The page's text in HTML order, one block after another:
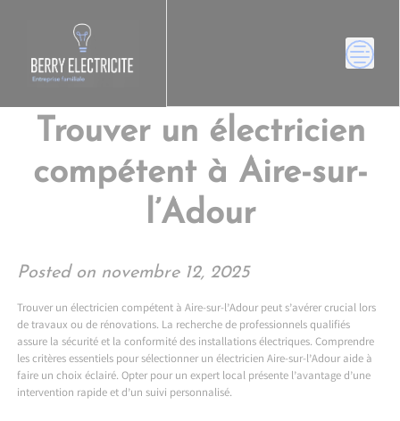
Trouver un électricien
compétent à Aire-sur-
l’Adour
Posted on novembre 12, 2025
Trouver un électricien compétent à Aire-sur-l’Adour peut s’avérer crucial lors
de travaux ou de rénovations. La recherche de professionnels qualifiés
assure la sécurité et la conformité des installations électriques. Comprendre
les critères essentiels pour sélectionner un électricien Aire-sur-l’Adour aide à
faire un choix éclairé. Opter pour un expert local présente l’avantage d’une
intervention rapide et d’un suivi personnalisé.